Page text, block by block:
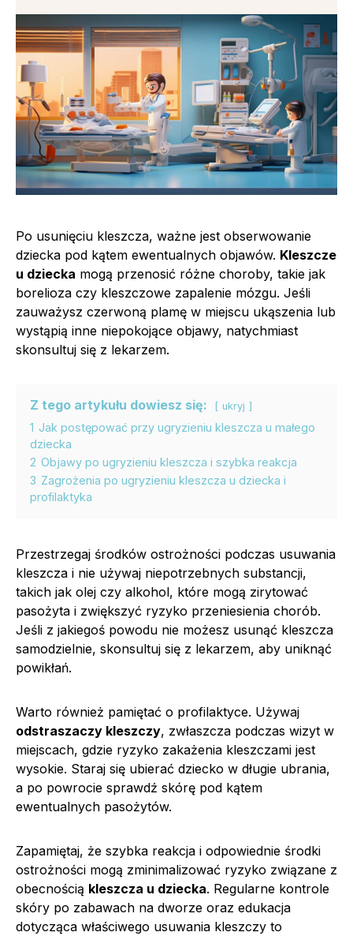
Po usunięciu kleszcza, ważne jest obserwowanie
dziecka pod kątem ewentualnych objawów. Kleszcze
u dziecka mogą przenosić różne choroby, takie jak
borelioza czy kleszczowe zapalenie mózgu. Jeśli
zauważysz czerwoną plamę w miejscu ukąszenia lub
wystąpią inne niepokojące objawy, natychmiast
skonsultuj się z lekarzem.
Z tego artykułu dowiesz się: ukryj
1 Jak postępować przy ugryzieniu kleszcza u małego
dziecka
2 Objawy po ugryzieniu kleszcza i szybka reakcja
3 Zagrożenia po ugryzieniu kleszcza u dziecka i
profilaktyka
Przestrzegaj środków ostrożności podczas usuwania
kleszcza i nie używaj niepotrzebnych substancji,
takich jak olej czy alkohol, które mogą zirytować
pasożyta i zwiększyć ryzyko przeniesienia chorób.
Jeśli z jakiegoś powodu nie możesz usunąć kleszcza
samodzielnie, skonsultuj się z lekarzem, aby uniknąć
powikłań.
Warto również pamiętać o profilaktyce. Używaj
odstraszaczy kleszczy, zwłaszcza podczas wizyt w
miejscach, gdzie ryzyko zakażenia kleszczami jest
wysokie. Staraj się ubierać dziecko w długie ubrania,
a po powrocie sprawdź skórę pod kątem
ewentualnych pasożytów.
Zapamiętaj, że szybka reakcja i odpowiednie środki
ostrożności mogą zminimalizować ryzyko związane z
obecnością kleszcza u dziecka. Regularne kontrole
skóry po zabawach na dworze oraz edukacja
dotycząca właściwego usuwania kleszczy to